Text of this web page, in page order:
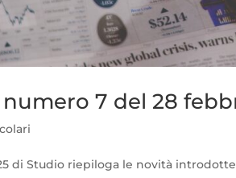
7 del 28
di Studio riepiloga le novità